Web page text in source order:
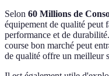
Selon 60 Millions de
équipement de qualité peut
performance et de
course bon marché peut
de qualité offre un meilleur